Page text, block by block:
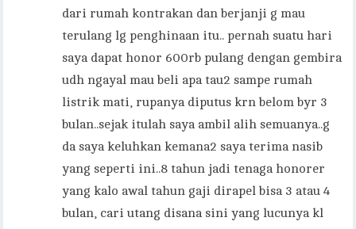
dari rumah kontrakan dan berjanji g mau
terulang lg penghinaan itu.. pernah suatu hari
saya dapat honor 600rb pulang dengan gembira
udh ngayal mau beli apa tau2 sampe rumah
listrik mati, rupanya diputus krn belom byr 3
bulan..sejak itulah saya ambil alih semuanya..g
da saya keluhkan kemana2 saya terima nasib
yang seperti ini..8 tahun jadi tenaga honorer
yang kalo awal tahun gaji dirapel bisa 3 atau 4
bulan, cari utang disana sini yang lucunya kl